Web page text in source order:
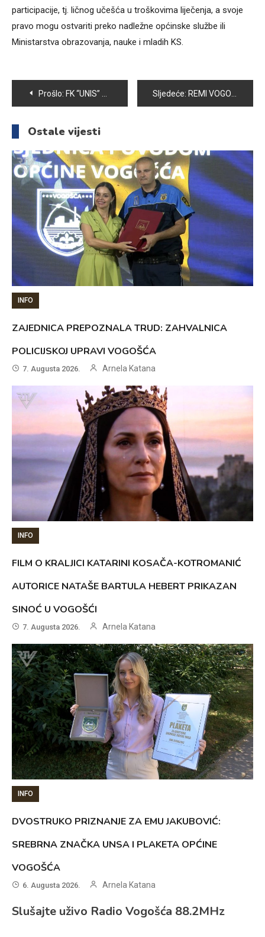
participacije, tj. ličnog učešća u troškovima liječenja, a svoje
pravo mogu ostvariti preko nadležne općinske službe ili
Ministarstva obrazovanja, nauke i mladih KS.
Navigacija
članaka
Prošlo: FK “UNIS” POBJEDNIK TURNIRA U MALOM NOGOMETU ZA DJEČAKE Sljedeće: REMI VOGOŠĆE I ZRINJSKOG NA POČETKU SEZONE
Ostale vijesti
INFO
ZAJEDNICA PREPOZNALA TRUD: ZAHVALNICA
POLICIJSKOJ UPRAVI VOGOŠĆA
7. Augusta 2026. Arnela Katana
INFO
FILM O KRALJICI KATARINI KOSAČA-KOTROMANIĆ
AUTORICE NATAŠE BARTULA HEBERT PRIKAZAN
SINOĆ U VOGOŠĆI
7. Augusta 2026. Arnela Katana
INFO
DVOSTRUKO PRIZNANJE ZA EMU JAKUBOVIĆ:
SREBRNA ZNAČKA UNSA I PLAKETA OPĆINE
VOGOŠĆA
6. Augusta 2026. Arnela Katana
Slušajte uživo Radio Vogošća 88.2MHz